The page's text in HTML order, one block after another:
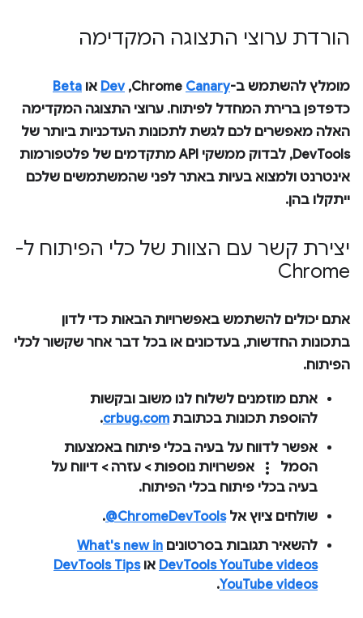
הורדת ערוצי התצוגה המקדימה
מומלץ להשתמש ב-ChromeCanary
,‏
Dev או Beta
כדפדפן ברירת המחדל לפיתוח. ערוצי התצוגה המקדימה
האלה מאפשרים לכם לגשת לתכונות העדכניות ביותר של
DevTools, לבדוק ממשקי API מתקדמים של פלטפורמות
אינטרנט ולמצוא בעיות באתר לפני שהמשתמשים שלכם
ייתקלו בהן.
יצירת קשר עם הצוות של כלי הפיתוח ל-
Chrome
אתם יכולים להשתמש באפשרויות הבאות כדי לדון
בתכונות החדשות, בעדכונים או בכל דבר אחר שקשור לכלי
הפיתוח.
אתם מוזמנים לשלוח לנו משוב ובקשות
להוספת תכונות בכתובת crbug.com
.
אפשר לדווח על בעיה בכלי פיתוח באמצעות
הסמל
more_vert אפשרויות נוספות > עזרה > דיווח על
בעיה בכלי פיתוח בכלי הפיתוח.
שולחים ציוץ אל‎@ChromeDevTools
.
להשאיר תגובות בסרטונים What's new in
DevTools YouTube videos אוDevTools Tips
YouTube videos
.